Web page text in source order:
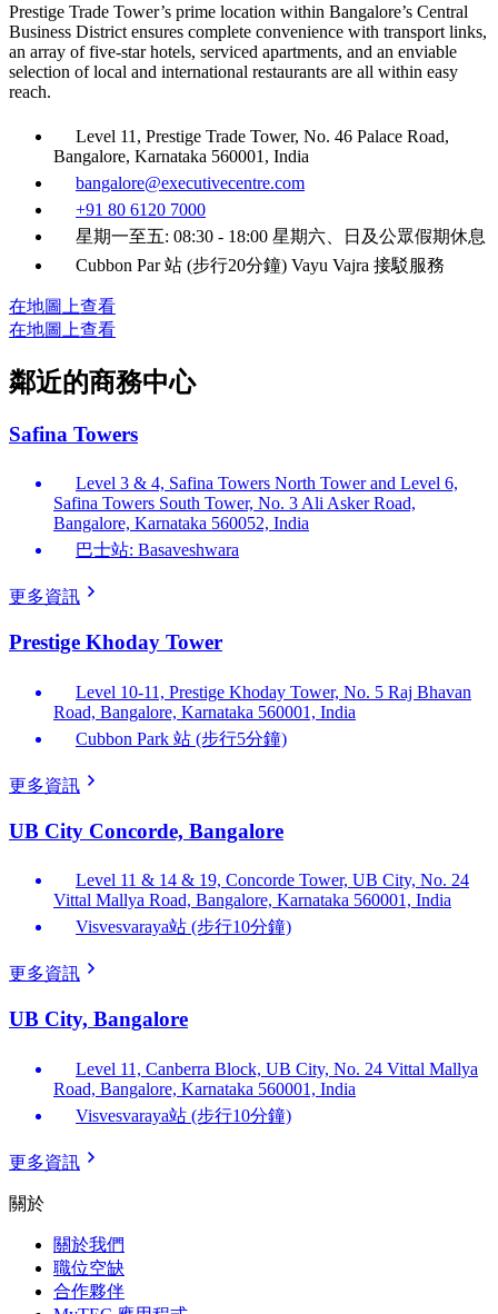
Prestige Trade Tower’s prime location within Bangalore’s Central
Business District ensures complete convenience with transport links,
an array of five-star hotels, serviced apartments, and an enviable
selection of local and international restaurants are all within easy
reach.
Level 11, Prestige Trade Tower, No. 46 Palace Road,
Bangalore, Karnataka 560001, India
bangalore@executivecentre.com
+91 80 6120 7000
星期一至五: 08:30 - 18:00 星期六、日及公眾假期休息
Cubbon Par 站 (步行20分鐘) Vayu Vajra 接駁服務
在地圖上查看
在地圖上查看
鄰近的商務中心
Safina Towers
Level 3 & 4, Safina Towers North Tower and Level 6,
Safina Towers South Tower, No. 3 Ali Asker Road,
Bangalore, Karnataka 560052, India
巴士站: Basaveshwara
更多資訊
Prestige Khoday Tower
Level 10-11, Prestige Khoday Tower, No. 5 Raj Bhavan
Road, Bangalore, Karnataka 560001, India
Cubbon Park 站 (步行5分鐘)
更多資訊
UB City Concorde, Bangalore
Level 11 & 14 & 19, Concorde Tower, UB City, No. 24
Vittal Mallya Road, Bangalore, Karnataka 560001, India
Visvesvaraya站 (步行10分鐘)
更多資訊
UB City, Bangalore
Level 11, Canberra Block, UB City, No. 24 Vittal Mallya
Road, Bangalore, Karnataka 560001, India
Visvesvaraya站 (步行10分鐘)
更多資訊
關於
關於我們
職位空缺
合作夥伴